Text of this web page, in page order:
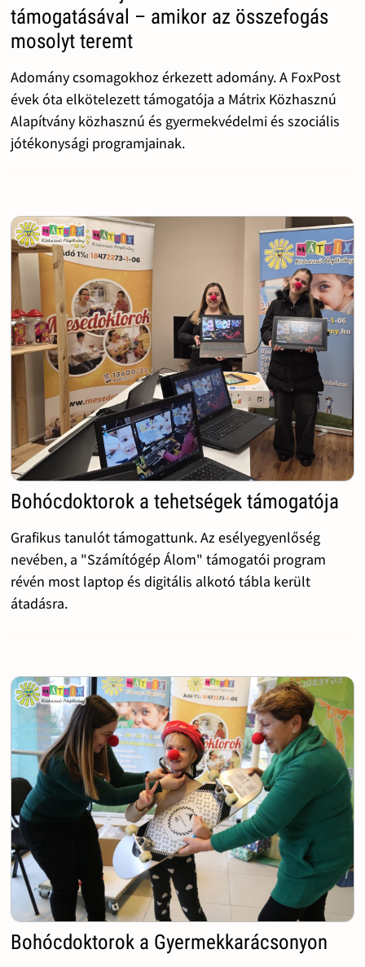
támogatásával – amikor az összefogás
mosolyt teremt
Adomány csomagokhoz érkezett adomány. A FoxPost
évek óta elkötelezett támogatója a Mátrix Közhasznú
Alapítvány közhasznú és gyermekvédelmi és szociális
jótékonysági programjainak.
Bohócdoktorok a tehetségek támogatója
Grafikus tanulót támogattunk. Az esélyegyenlőség
nevében, a "Számítógép Álom" támogatói program
révén most laptop és digitális alkotó tábla került
átadásra.
Bohócdoktorok a Gyermekkarácsonyon